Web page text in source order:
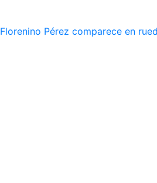
Florenino Pérez comparece en